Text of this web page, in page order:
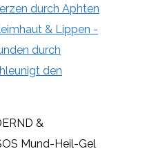
durch Aphten
& Lippen -
durch
den
&
Mund-Heil-Gel